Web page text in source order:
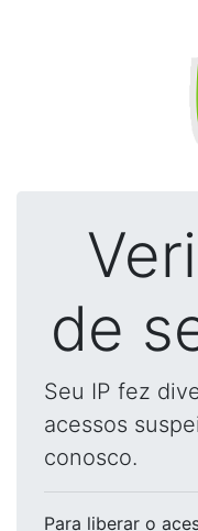
de
Seu IP fez
acessos
conosco.
Para liberar o